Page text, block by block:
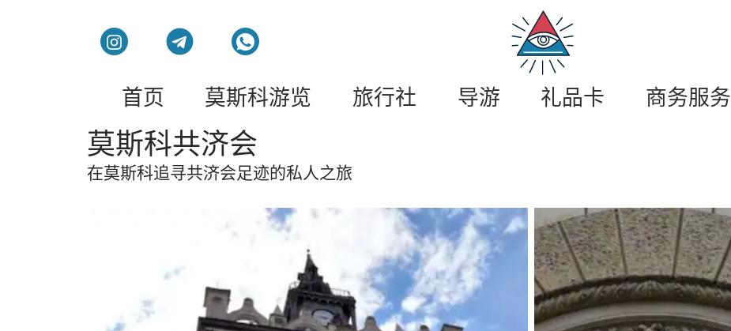
莫
斯
科
私
斯
科
导
游
/
半
径
首页 莫斯科游览 旅行社 导游 礼品卡 商务服务
莫斯科私人旅游和导游
莫斯科共济会
在莫斯科追寻共济会足迹的私人之旅